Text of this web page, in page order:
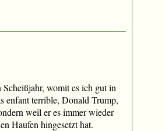
womit es ich gut in
enfant terrible, Donald Trump,
weil er es immer wieder
Haufen hingesetzt hat.